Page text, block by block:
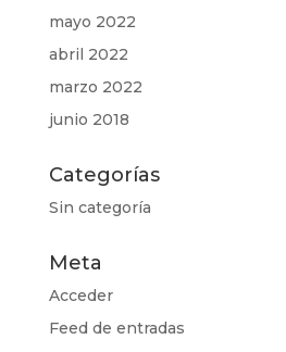
mayo 2022
abril 2022
marzo 2022
junio 2018
Categorías
Sin categoría
Meta
Acceder
Feed de entradas